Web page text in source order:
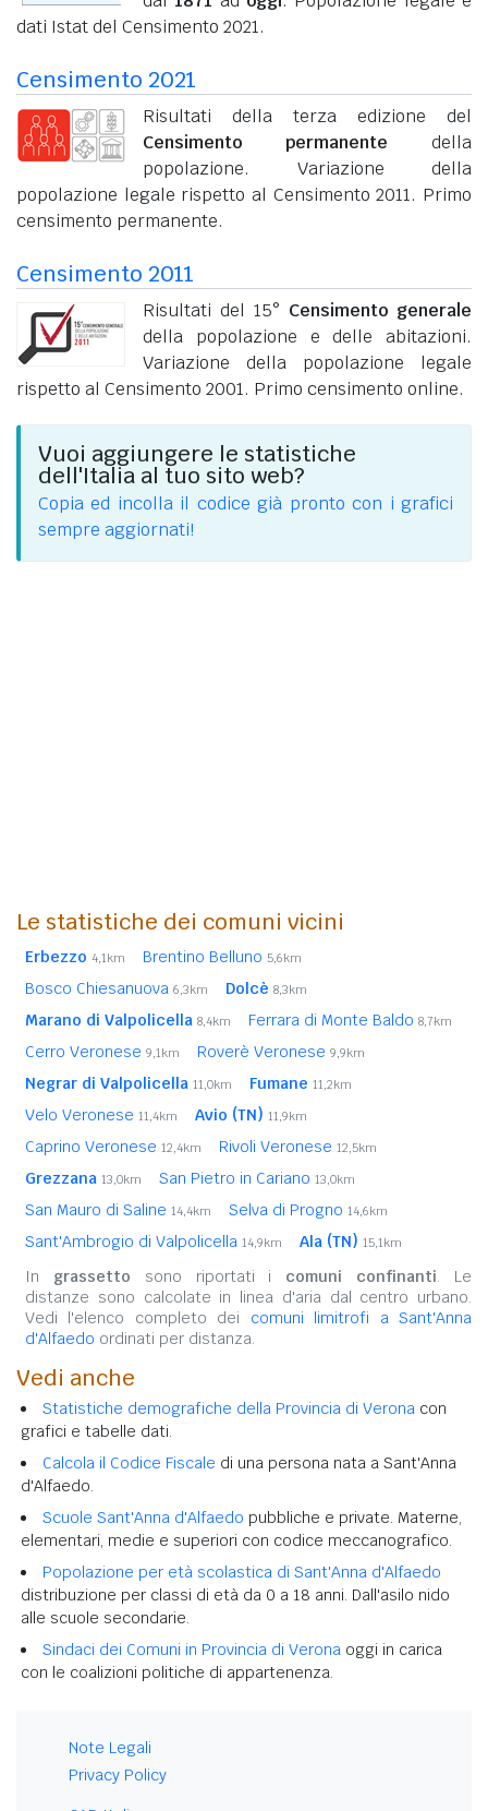
dati Istat del Censimento 2021.
Censimento 2021
Risultati della terza edizione del
Censimento permanente della
popolazione. Variazione della
popolazione legale rispetto al Censimento 2011. Primo
censimento permanente.
Censimento 2011
Risultati del 15° Censimento generale
della popolazione e delle abitazioni.
Variazione della popolazione legale
rispetto al Censimento 2001. Primo censimento online.
Vuoi aggiungere le statistiche
dell'Italia al tuo sito web?
Copia ed incolla il codice già pronto con i grafici
sempre aggiornati!
Le statistiche dei comuni vicini
Erbezzo 4,1km Brentino Belluno 5,6km
Bosco Chiesanuova 6,3km Dolcè 8,3km
Marano di Valpolicella 8,4km Ferrara di Monte Baldo 8,7km
Cerro Veronese 9,1km Roverè Veronese 9,9km
Negrar di Valpolicella 11,0km Fumane 11,2km
Velo Veronese 11,4km Avio (TN) 11,9km
Caprino Veronese 12,4km Rivoli Veronese 12,5km
Grezzana 13,0km San Pietro in Cariano 13,0km
San Mauro di Saline 14,4km Selva di Progno 14,6km
Sant'Ambrogio di Valpolicella 14,9km Ala (TN) 15,1km
In grassetto sono riportati i comuni confinanti. Le
distanze sono calcolate in linea d'aria dal centro urbano.
Vedi l'elenco completo dei comuni limitrofi a Sant'Anna
d'Alfaedo ordinati per distanza.
Vedi anche
Statistiche demografiche della Provincia di Verona con
grafici e tabelle dati.
Calcola il Codice Fiscale di una persona nata a Sant'Anna
d'Alfaedo.
Scuole Sant'Anna d'Alfaedo pubbliche e private. Materne,
elementari, medie e superiori con codice meccanografico.
Popolazione per età scolastica di Sant'Anna d'Alfaedo
distribuzione per classi di età da 0 a 18 anni. Dall'asilo nido
alle scuole secondarie.
Sindaci dei Comuni in Provincia di Verona oggi in carica
con le coalizioni politiche di appartenenza.
Note Legali
Privacy Policy